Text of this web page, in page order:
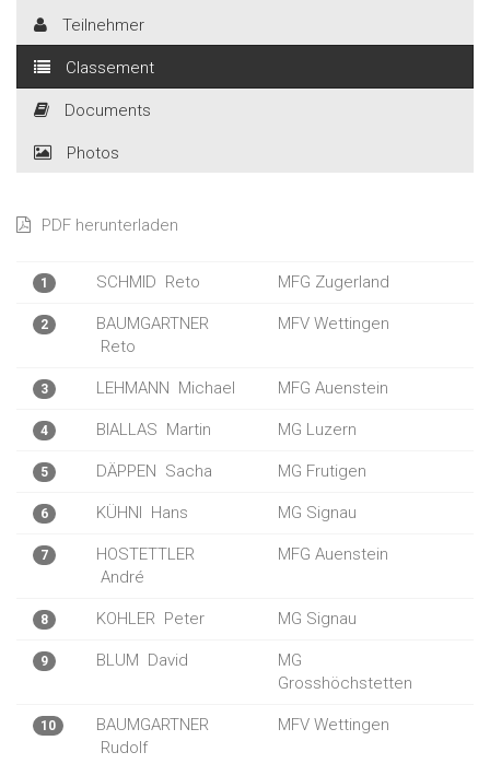
Teilnehmer
Classement
Documents
Photos
PDF herunterladen
1 SCHMID Reto MFG Zugerland
2
BAUMGARTNER
Reto
MFV Wettingen
3 LEHMANN Michael MFG Auenstein
4 BIALLAS Martin MG Luzern
5 DÄPPEN Sacha MG Frutigen
6 KÜHNI Hans MG Signau
7
HOSTETTLER
André
MFG Auenstein
8 KOHLER Peter MG Signau
9 BLUM David
MG
Grosshöchstetten
10
BAUMGARTNER
Rudolf
MFV Wettingen